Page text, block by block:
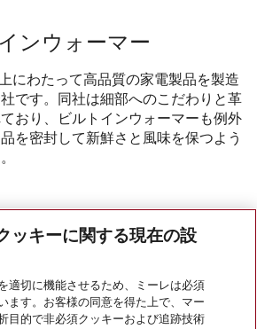
ンウォーマー
にわたって高品質の家電製品を製造
です。同社は細部へのこだわりと革
おり、ビルトインウォーマーも例外
を密封して新鮮さと風味を保つよう
ッキーに関する現在の設
適切に機能させるため、ミーレは必須
ます。お客様の同意を得た上で、マー
目的で非必須クッキーおよび追跡技術